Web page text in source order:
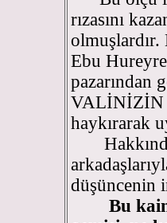
rızasını
Ebu
pazarından
VALİNİZİN
haykırarak
Hakkında
düşüncenin
Bu